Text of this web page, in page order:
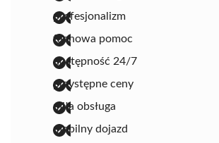
profesjonalizm
fachowa pomoc
dostępność 24/7
przystępne ceny
miła obsługa
mobilny dojazd